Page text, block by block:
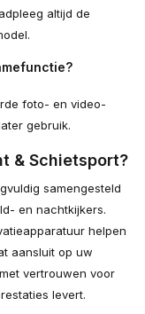
altijd de
foto- en video-
gebruik.
& Schietsport?
samengesteld
en nachtkijkers.
helpen
aansluit op uw
vertrouwen voor
levert.